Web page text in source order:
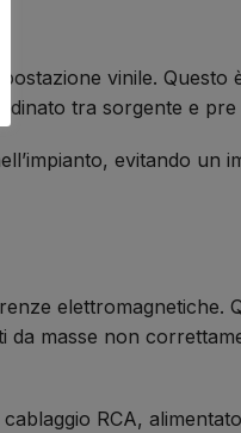
vinile. Questo
tra sorgente e
evitando un
elettromagnetiche.
da masse non
RCA,